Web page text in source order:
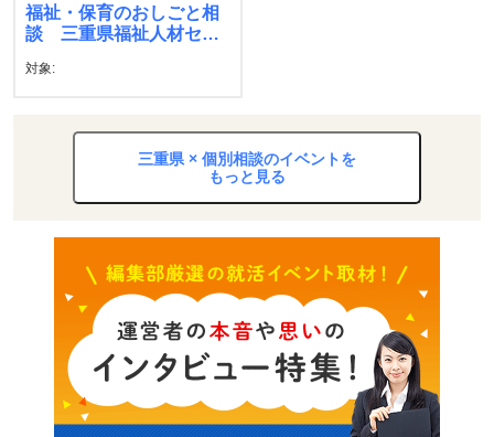
福祉・保育のおしごと相
談 三重県福祉人材セン
対象:
三重県 × 個別相談のイベントを
もっと見る